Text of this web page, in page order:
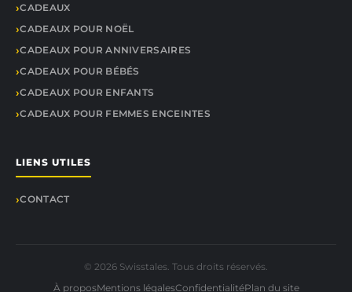
CADEAUX
CADEAUX POUR NOËL
CADEAUX POUR ANNIVERSAIRES
CADEAUX POUR BÉBÉS
CADEAUX POUR ENFANTS
CADEAUX POUR FEMMES ENCEINTES
LIENS UTILES
CONTACT
© 2026 Swisstales. Tous droits réservés.
À proposMentions légalesConfidentialitéPlan du site